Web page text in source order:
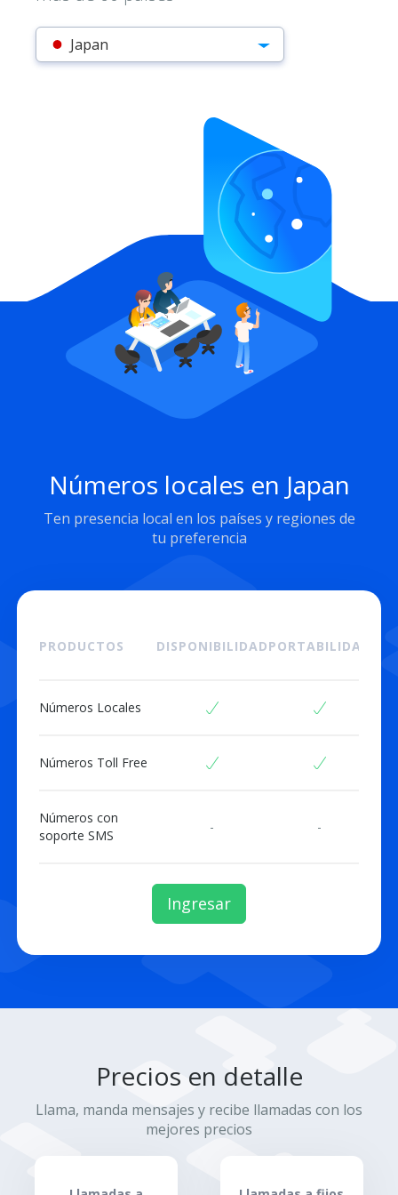
Japan
Números locales en Japan
Ten presencia local en los países y regiones de
tu preferencia
PRODUCTOS DISPONIBILIDADPORTABILIDAD
Números Locales
Números Toll Free
Números con
soporte SMS
- -
Ingresar
Precios en detalle
Llama, manda mensajes y recibe llamadas con los
mejores precios